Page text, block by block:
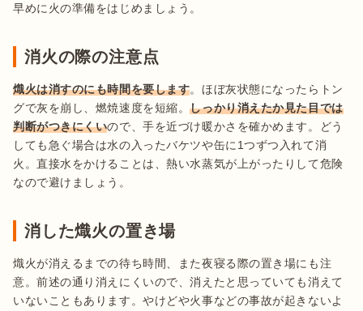
早めに火の準備をはじめましょう。
消火の際の注意点
熾火は消すのにも時間を要します。ほぼ灰状態になったらトン
グで灰を崩し、燃焼速度を短縮。しっかり消えたか見た目では
判断がつきにくいので、手を近づけ暖かさを確かめます。どう
しても急ぐ場合は水の入ったバケツや缶に1つずつ入れて消
火。直接水をかけることは、熱い水蒸気が上がったりして危険
消した熾火の置き場
熾火が消えるまでの待ち時間、また夜寝る際の置き場にも注
意。前述の通り消えにくいので、消えたと思っていても消えて
いないこともあります。やけどや火事などの事故が起きないよ